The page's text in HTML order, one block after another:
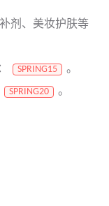
剂、美妆护肤等
SPRING15
。
SPRING20
。